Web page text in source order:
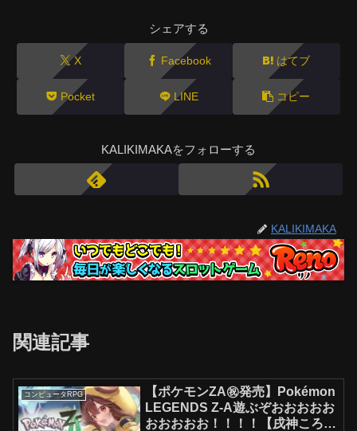
シェアする
X Facebook はてブ
Pocket LINE コピー
KALIKIMAKAをフォローする
KALIKIMAKA
関連記事
コンピュータRPG
【ポケモンZA㊗発売】Pokémon
LEGENDS Z-A遊ぶぞおおおおお
おおおおお！！！！【戌神ころ